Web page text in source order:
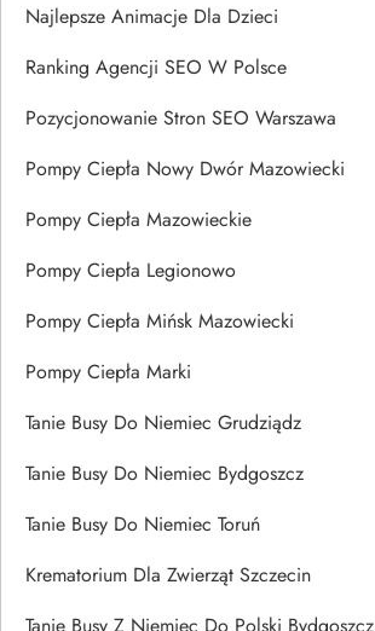
Najlepsze Animacje Dla Dzieci
Ranking Agencji SEO W Polsce
Pozycjonowanie Stron SEO Warszawa
Pompy Ciepła Nowy Dwór Mazowiecki
Pompy Ciepła Mazowieckie
Pompy Ciepła Legionowo
Pompy Ciepła Mińsk Mazowiecki
Pompy Ciepła Marki
Tanie Busy Do Niemiec Grudziądz
Tanie Busy Do Niemiec Bydgoszcz
Tanie Busy Do Niemiec Toruń
Krematorium Dla Zwierząt Szczecin
Tanie Busy Z Niemiec Do Polski Bydgoszcz